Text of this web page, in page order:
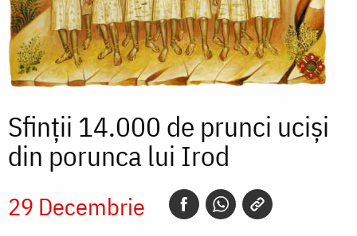
Sfinții 14.000 de prunci uciși
din porunca lui Irod
29 Decembrie